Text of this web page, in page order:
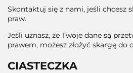
Skontaktuj się z nami, jeśli chcesz
praw.
Jeśli uznasz, że Twoje dane są
prawem, możesz złożyć skargę do
CIASTECZKA